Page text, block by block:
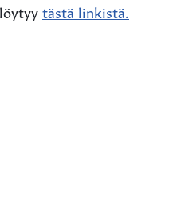
tästä linkistä.